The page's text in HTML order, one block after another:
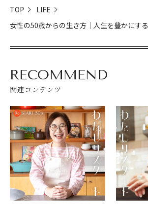
TOP
LIFE
女性の50歳からの生き方│人生を豊かにす
RECOMMEND
関連コンテンツ